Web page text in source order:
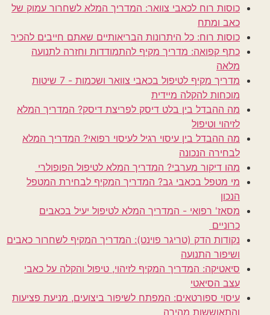
כוסות רוח לכאבי צוואר: המדריך המלא לשחרור עמוק של
כאב ומתח
כוסות רוח: כל היתרונות הבריאותיים שאתם חייבים להכיר
כתף קפואה: מדריך מקיף להתמודדות וחזרה לתנועה
מלאה
מדריך מקיף לטיפול בכאבי צוואר ושכמות - 7 שיטות
מוכחות להקלה מיידית
מה ההבדל בין בלט דיסק לפריצת דיסק? המדריך המלא
לזיהוי וטיפול
מה ההבדל בין עיסוי רגיל לעיסוי רפואי? המדריך המלא
לבחירה הנכונה
מהו דיקור מערבי? המדריך המלא לטיפול הפופולרי
מי מטפל בכאבי גב? המדריך המקיף לבחירת המטפל
הנכון
מסאז' רפואי - המדריך המלא לטיפול יעיל בכאבים
כרוניים
נקודות הדק (טריגר פוינט): המדריך המקיף לשחרור כאבים
ושיפור התנועה
סיאטיקה: המדריך המקיף לזיהוי, טיפול והקלה על כאבי
עצב הסיאטי
עיסוי ספורטאים: המפתח לשיפור ביצועים, מניעת פציעות
והתאוששות מהירה